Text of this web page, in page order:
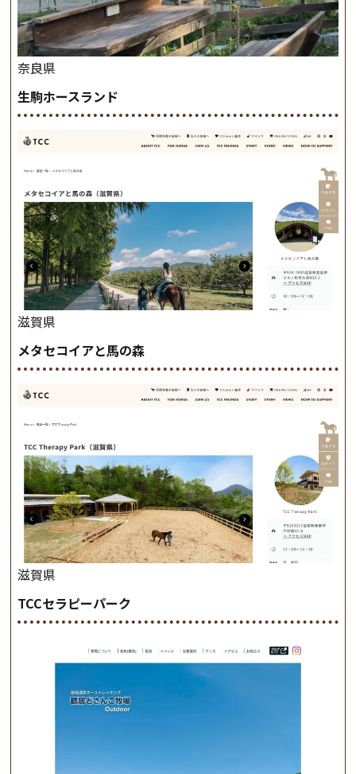
奈良県
生駒ホースランド
滋賀県
メタセコイアと馬の森
滋賀県
TCCセラピーパーク